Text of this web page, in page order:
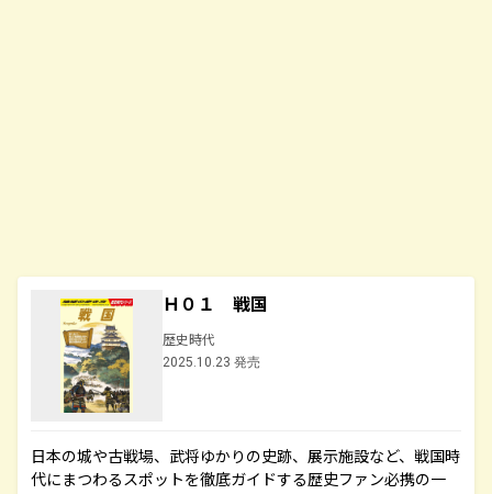
Ｈ０１ 戦国
歴史時代
2025.10.23 発売
日本の城や古戦場、武将ゆかりの史跡、展示施設など、戦国時
代にまつわるスポットを徹底ガイドする歴史ファン必携の一